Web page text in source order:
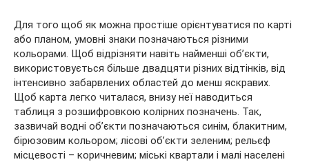
Для того щоб як можна простіше орієнтуватися по карті
або планом, умовні знаки позначаються різними
кольорами. Щоб відрізняти навіть найменші об’єкти,
використовується більше двадцяти різних відтінків, від
інтенсивно забарвлених областей до менш яскравих.
Щоб карта легко читалася, внизу неї наводиться
таблиця з розшифровкою колірних позначень. Так,
зазвичай водні об’єкти позначаються синім, блакитним,
бірюзовим кольором; лісові об’єкти зеленим; рельєф
місцевості – коричневим; міські квартали і малі населені